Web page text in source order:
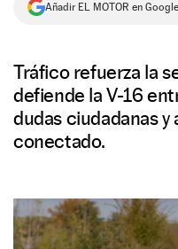
Añadir EL MOTOR en Google
Tráfico refuerza la
defiende la V-16
dudas ciudadanas
conectado.